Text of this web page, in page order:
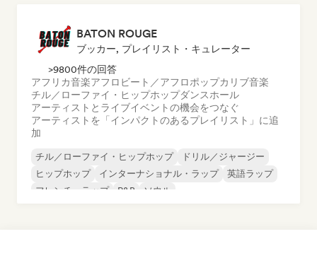
BATON ROUGE
ブッカー, プレイリスト・キュレーター
>9800件の回答
アフリカ音楽アフロビート／アフロポップカリブ音楽
チル／ローファイ・ヒップホップダンスホール
アーティストとライブイベントの機会をつなぐ
アーティストを「インパクトのあるプレイリスト」に追
加
チル／ローファイ・ヒップホップ
ドリル／ジャージー
ヒップホップ
インターナショナル・ラップ
英語ラップ
フレンチ・ラップ
R&B ソウル